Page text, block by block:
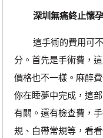
深圳無痛終止懷
這手術的費用可不
分。首先是手術費，
價格也不一樣。麻醉
你在睡夢中完成，這
有關。還有檢查費，
規、白帶常規等，看